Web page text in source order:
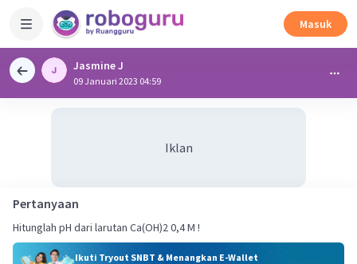
Masuk
Jasmine J
09 Januari 2023 04:59
Iklan
Pertanyaan
Hitunglah pH dari larutan Ca(OH)2 0,4 M !
Ikuti Tryout SNBT & Menangkan E-Wallet